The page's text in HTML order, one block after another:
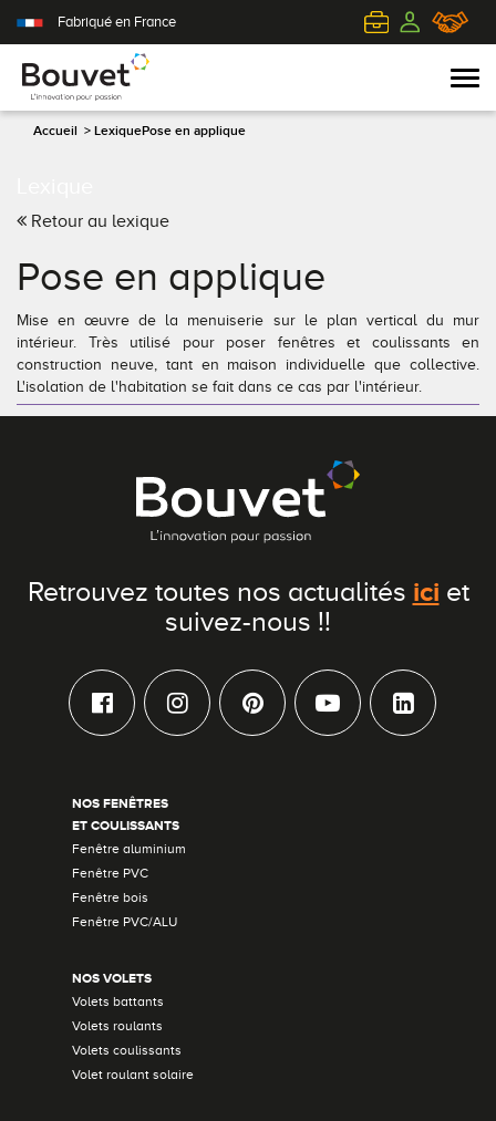
Fabriqué en France
Accueil > LexiquePose en applique
Retour au lexique
Pose en applique
Mise en œuvre de la menuiserie sur le plan vertical du mur
intérieur. Très utilisé pour poser fenêtres et coulissants en
construction neuve, tant en maison individuelle que collective.
L'isolation de l'habitation se fait dans ce cas par l'intérieur.
Retrouvez toutes nos actualités ici et
suivez-nous !!
NOS FENÊTRES
ET COULISSANTS
Fenêtre aluminium
Fenêtre PVC
Fenêtre bois
Fenêtre PVC/ALU
NOS VOLETS
Volets battants
Volets roulants
Volets coulissants
Volet roulant solaire
Bois
Nos portes-fenêtres
Conseils pour choisir
Demander un devis
Télécharger le catalogue
Tous nos volets
Conseils pour choisir
Tous nos accessoires volets roulants
Tous nos accessoires volets battants
Télécharger le catalogue
PVC
Toutes nos portes d'entrée
Accessoires
Conseils pour choisir
Demander un devis
L'efficience industrielle
Le respect de l'environnement